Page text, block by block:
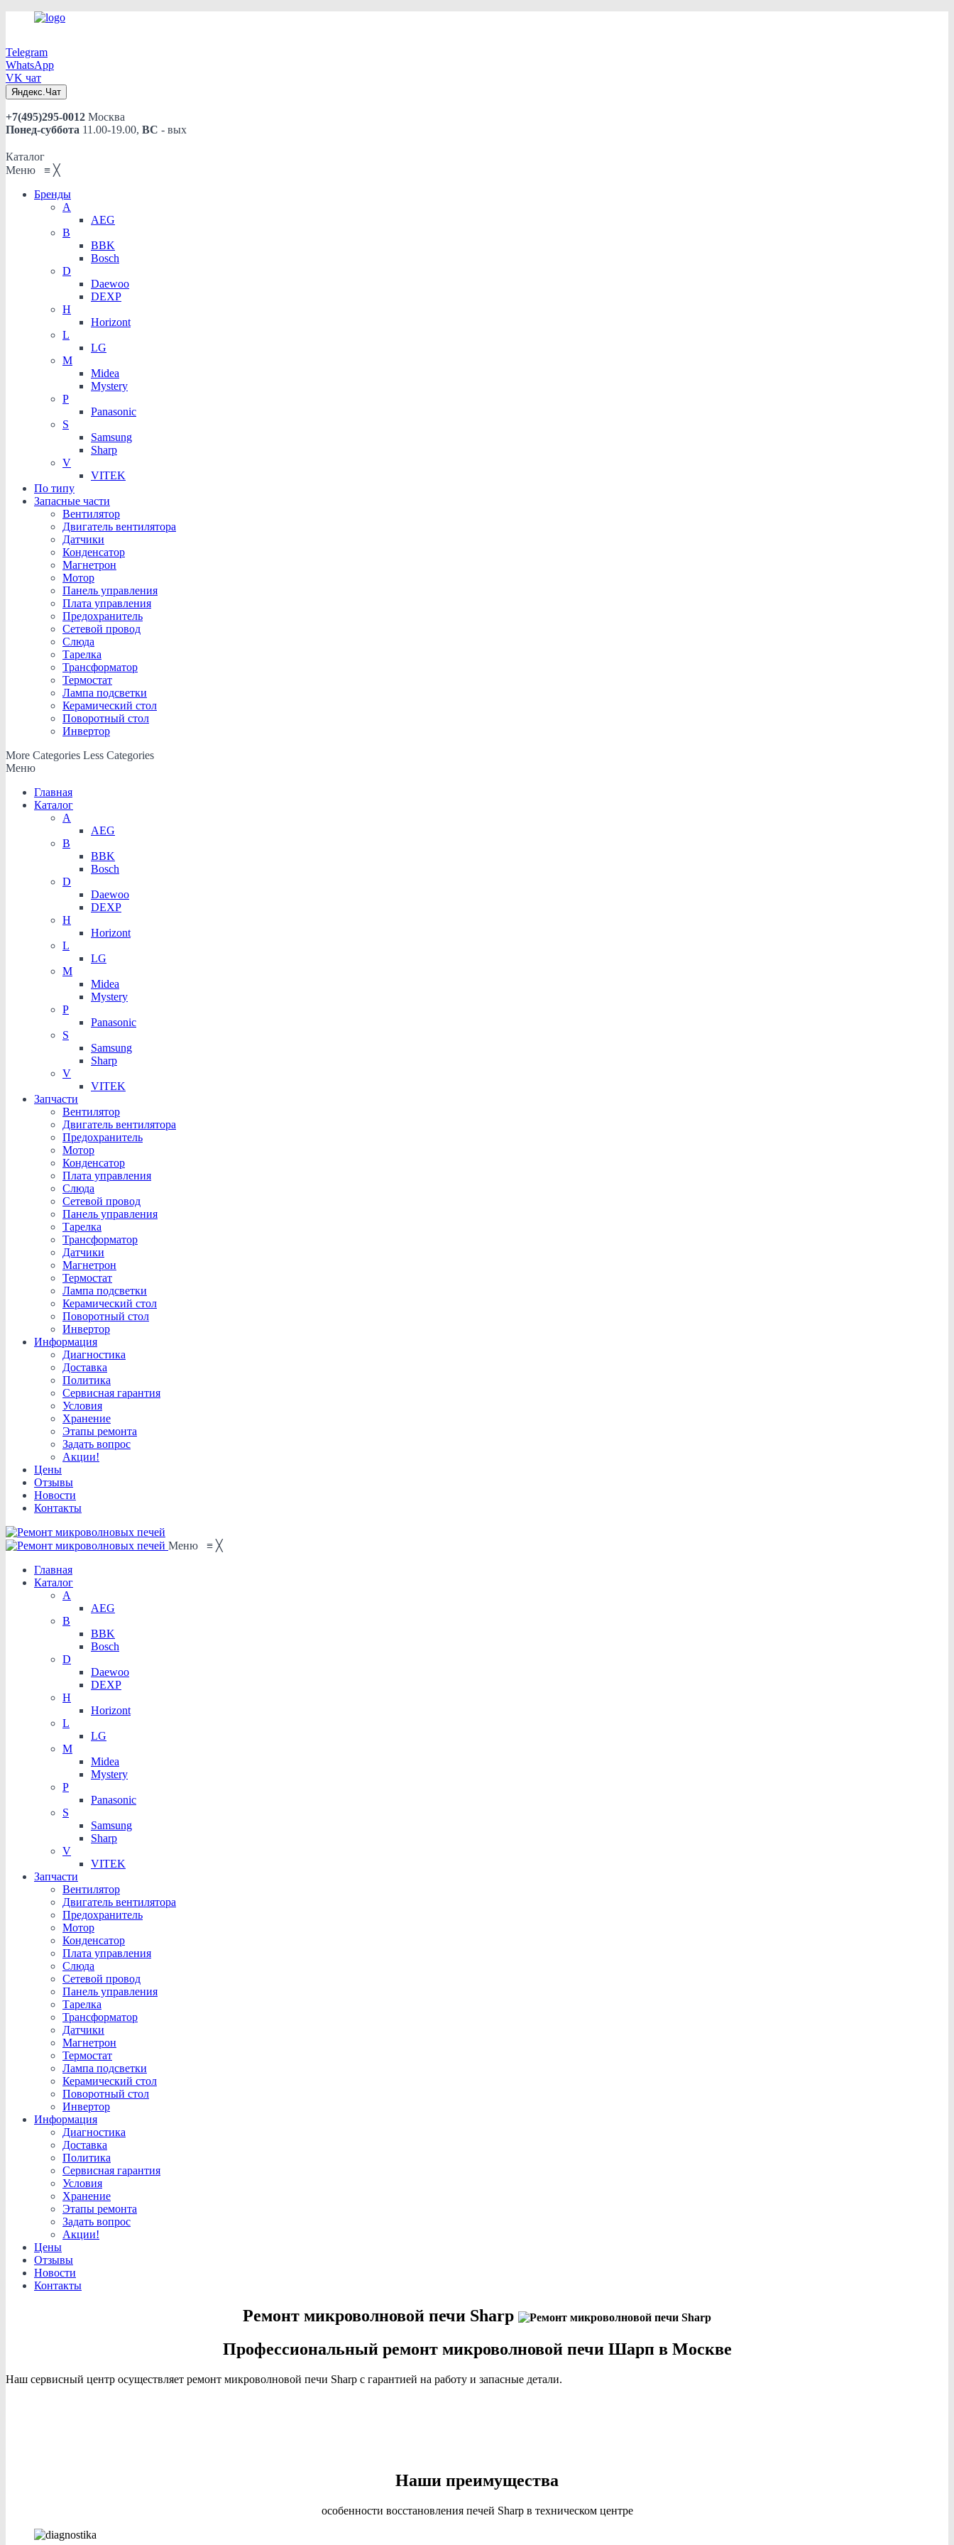
Telegram
WhatsApp
VK чат
Яндекс.Чат
+7(495)295-0012 Москва
Понед-суббота 11.00-19.00, ВС - вых
Каталог
Меню ≡ ╳
Бренды
A
AEG
B
BBK
Bosch
D
Daewoo
DEXP
H
Horizont
L
LG
M
Midea
Mystery
P
Panasonic
S
Samsung
Sharp
V
VITEK
По типу
Запасные части
Вентилятор
Двигатель вентилятора
Датчики
Конденсатор
Магнетрон
Мотор
Панель управления
Плата управления
Предохранитель
Сетевой провод
Слюда
Тарелка
Трансформатор
Термостат
Лампа подсветки
Керамический стол
Поворотный стол
Инвертор
More Categories Less Categories
Меню
Главная
Каталог
A
AEG
B
BBK
Bosch
D
Daewoo
DEXP
H
Horizont
L
LG
M
Midea
Mystery
P
Panasonic
S
Samsung
Sharp
V
VITEK
Запчасти
Вентилятор
Двигатель вентилятора
Предохранитель
Мотор
Конденсатор
Плата управления
Слюда
Сетевой провод
Панель управления
Тарелка
Трансформатор
Датчики
Магнетрон
Термостат
Лампа подсветки
Керамический стол
Поворотный стол
Инвертор
Информация
Диагностика
Доставка
Политика
Сервисная гарантия
Условия
Хранение
Этапы ремонта
Задать вопрос
Акции!
Цены
Отзывы
Новости
Контакты
Меню ≡ ╳
Главная
Каталог
A
AEG
B
BBK
Bosch
D
Daewoo
DEXP
H
Horizont
L
LG
M
Midea
Mystery
P
Panasonic
S
Samsung
Sharp
V
VITEK
Запчасти
Вентилятор
Двигатель вентилятора
Предохранитель
Мотор
Конденсатор
Плата управления
Слюда
Сетевой провод
Панель управления
Тарелка
Трансформатор
Датчики
Магнетрон
Термостат
Лампа подсветки
Керамический стол
Поворотный стол
Инвертор
Информация
Диагностика
Доставка
Политика
Сервисная гарантия
Условия
Хранение
Этапы ремонта
Задать вопрос
Акции!
Цены
Отзывы
Новости
Контакты
Ремонт микроволновой печи Sharp
Профессиональный ремонт микроволновой печи Шарп в Москве
Наш сервисный центр осуществляет ремонт микроволновой печи Sharp с гарантией на работу и запасные детали.
Наши преимущества
особенности восстановления печей Sharp в техническом центре